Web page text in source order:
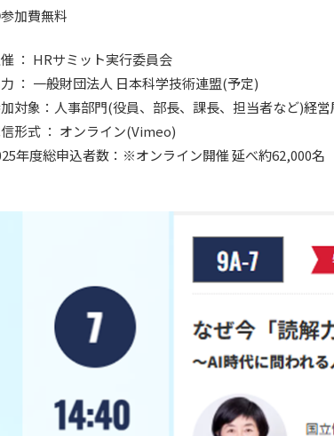
加費無料
： HRサミット実行委員会
： 一般財団法人 日本科学技術連盟(予定)
対象：人事部門(役員、部長、課長、担当者など)経
形式 ： オンライン(Vimeo)
年度総申込者数：※オンライン開催 延べ約62,000名